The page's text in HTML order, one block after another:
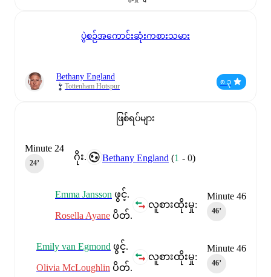
ပွဲစဉ်အကောင်းဆုံးကစားသမား
Bethany England
Tottenham Hotspur
၈.၃
ဖြစ်ရပ်များ
ဂိုး. Bethany England (1 -0)
Minute 24
24‎’‎
Minute 46
46‎’‎
လူစားထိုးမှု:
Emma Jansson ဖွင့်.
Rosella Ayane ပိတ်.
Minute 46
46‎’‎
လူစားထိုးမှု:
Emily van Egmond ဖွင့်.
Olivia McLoughlin ပိတ်.